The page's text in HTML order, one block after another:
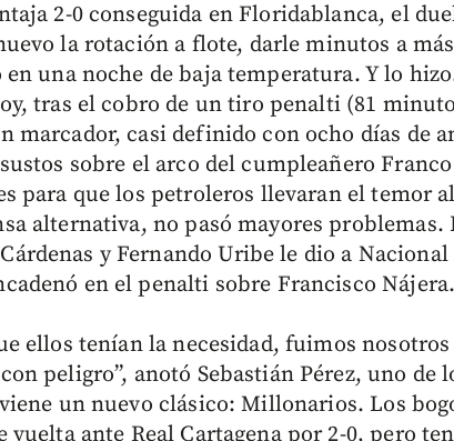
2-0 conseguida en Floridablanca, el
la rotación a flote, darle minutos a
una noche de baja temperatura. Y lo
tras el cobro de un tiro penalti (81
marcador, casi definido con ocho días de
sobre el arco del cumpleañero
para que los petroleros llevaran el temor
alternativa, no pasó mayores problemas.
y Fernando Uribe le dio a
en el penalti sobre Francisco Nájera.
ellos tenían la necesidad, fuimos
peligro”, anotó Sebastián Pérez, uno de
un nuevo clásico: Millonarios. Los
vuelta ante Real Cartagena por 2-0, pero